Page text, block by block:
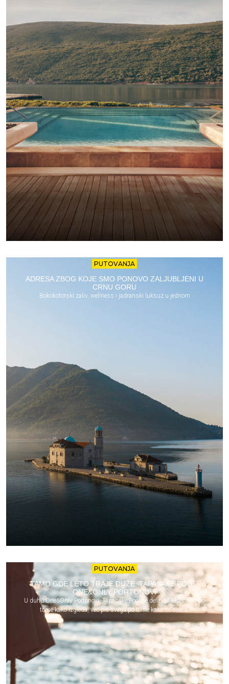
PUTOVANJA
ADRESA ZBOG KOJE SMO PONOVO ZALJUBLJENI U
CRNU GORU
Bokokotorski zaliv, wellness i jadranski luksuz u jednom
PUTOVANJA
TAMO GDE LETO TRAJE DUŽE: TAPASAKE POOL,
ONE&ONLY PORTONOVI
U duhu One&Only Portonovi, Tapasake Pool ne definiše leto samo po
tome kako izgleda, već pre svega po tome kako se oseća.